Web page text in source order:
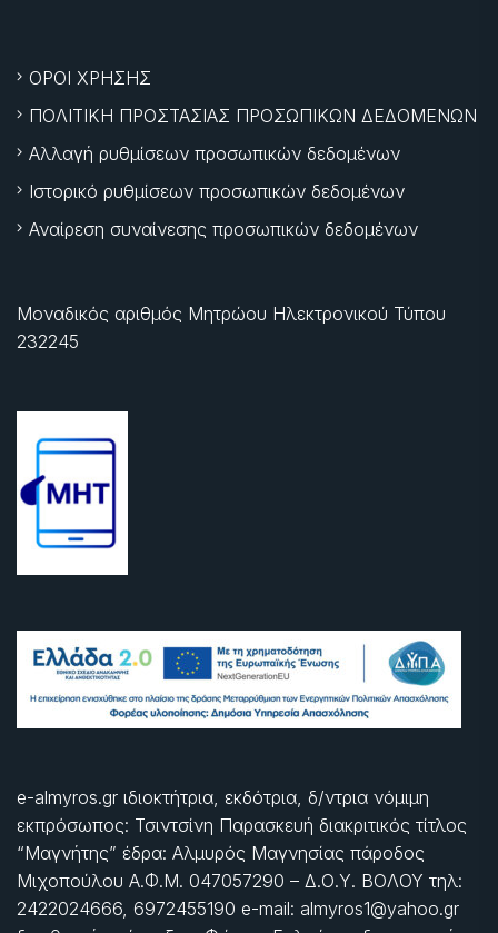
ΟΡΟΙ ΧΡΗΣΗΣ
ΠΟΛΙΤΙΚΗ ΠΡΟΣΤΑΣΙΑΣ ΠΡΟΣΩΠΙΚΩΝ ΔΕΔΟΜΕΝΩΝ
Αλλαγή ρυθμίσεων προσωπικών δεδομένων
Ιστορικό ρυθμίσεων προσωπικών δεδομένων
Αναίρεση συναίνεσης προσωπικών δεδομένων
Μοναδικός αριθμός Μητρώου Ηλεκτρονικού Τύπου
232245
e-almyros.gr ιδιοκτήτρια, εκδότρια, δ/ντρια νόμιμη
εκπρόσωπος: Τσιντσίνη Παρασκευή διακριτικός τίτλος
“Μαγνήτης” έδρα: Αλμυρός Μαγνησίας πάροδος
Μιχοπούλου Α.Φ.Μ. 047057290 – Δ.Ο.Υ. ΒΟΛΟΥ τηλ:
2422024666, 6972455190 e-mail: almyros1@yahoo.gr